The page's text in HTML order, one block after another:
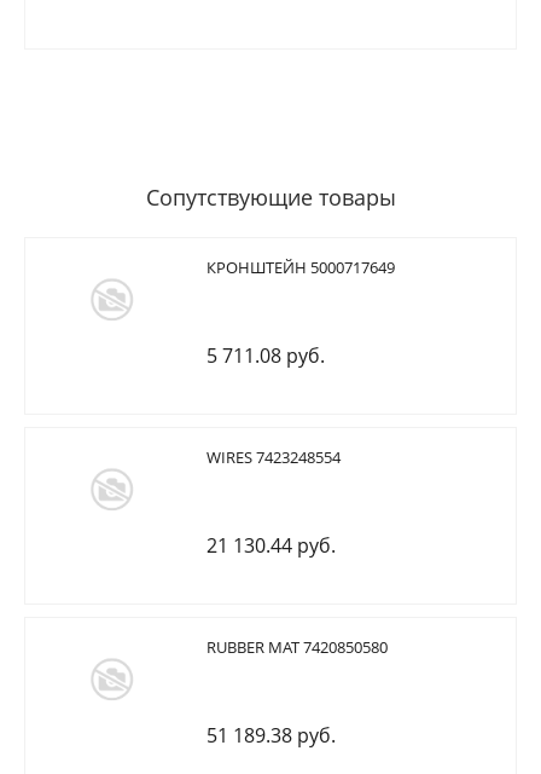
Сопутствующие товары
КРОНШТЕЙН 5000717649
5 711.08 руб.
WIRES 7423248554
21 130.44 руб.
RUBBER MAT 7420850580
51 189.38 руб.